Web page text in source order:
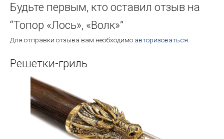
Будьте первым, кто оставил отзыв на
“Топор «Лось», «Волк»”
Для отправки отзыва вам необходимо авторизоваться.
Решетки-гриль